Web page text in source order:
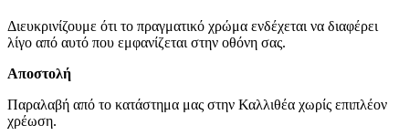
Διευκρινίζουμε ότι το πραγματικό χρώμα ενδέχεται να διαφέρει
λίγο από αυτό που εμφανίζεται στην οθόνη σας.
Αποστολή
Παραλαβή από το κατάστημα μας στην Καλλιθέα χωρίς επιπλέον
χρέωση.